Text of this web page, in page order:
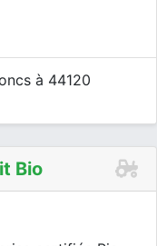
à 44120
Bio